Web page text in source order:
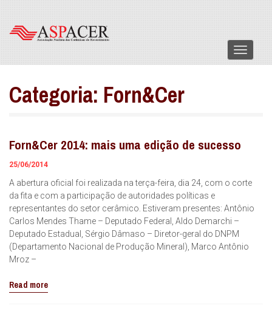
Menu
Categoria: Forn&Cer
Forn&Cer 2014: mais uma edição de sucesso
25/06/2014
A abertura oficial foi realizada na terça-feira, dia 24, com o corte
da fita e com a participação de autoridades políticas e
representantes do setor cerâmico. Estiveram presentes: Antônio
Carlos Mendes Thame – Deputado Federal, Aldo Demarchi –
Deputado Estadual, Sérgio Dâmaso – Diretor-geral do DNPM
(Departamento Nacional de Produção Mineral), Marco Antônio
Mroz –
Read more